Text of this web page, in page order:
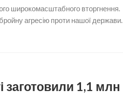
широкомасштабного вторгнення.
агресію проти нашої держави.
заготовили 1,1 млн